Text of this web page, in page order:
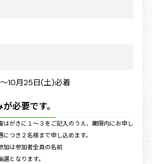
10月25日(土)必着
必要です。
はがきに１～３をご記入のうえ、期限内にお申し
つき２名様まで申し込めます。
は参加者全員の名前
となります。